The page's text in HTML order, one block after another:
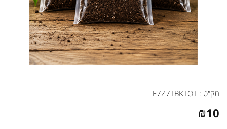
מק"ט : E7Z7TBKTOT
₪10